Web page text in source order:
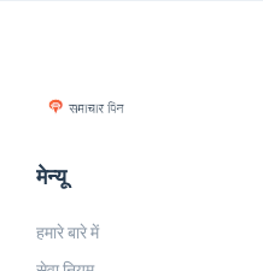
मेन्यू
हमारे बारे में